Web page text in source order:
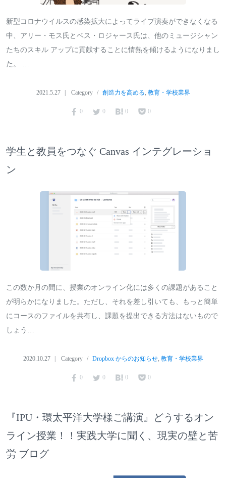
新型コロナウイルスの感染拡大によってライブ演奏ができなくなる
中、アリー・モス氏とベス・ロジャース氏は、他のミュージシャン
たちのスキル アップに貢献することに情熱を傾けるようになりまし
た。 …
2021.5.27 Category 創造力を高める, 教育・学校業界
0 0 0 0
学生と教員をつなぐ Canvas インテグレーショ
ン
この数か月の間に、授業のオンライン化には多くの課題があること
が明らかになりました。ただし、それを差し引いても、もっと簡単
にコースのファイルを共有し、課題を提出できる方法はないもので
しょう…
2020.10.27 Category Dropbox からのお知らせ, 教育・学校業界
0 0 0 0
『IPU・環太平洋大学様ご講演』どうするオン
ライン授業！！実践大学に聞く、現実の壁と苦
労 ブログ